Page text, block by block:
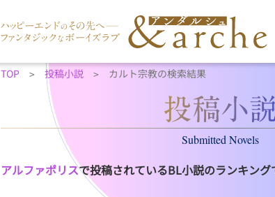
TOP 投稿小説 カルト宗教の検索結果
Submitted Novels
アルファポリスで投稿されているBL小説のランキング